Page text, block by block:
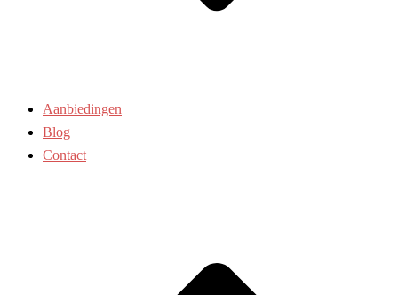
Aanbiedingen
Blog
Contact